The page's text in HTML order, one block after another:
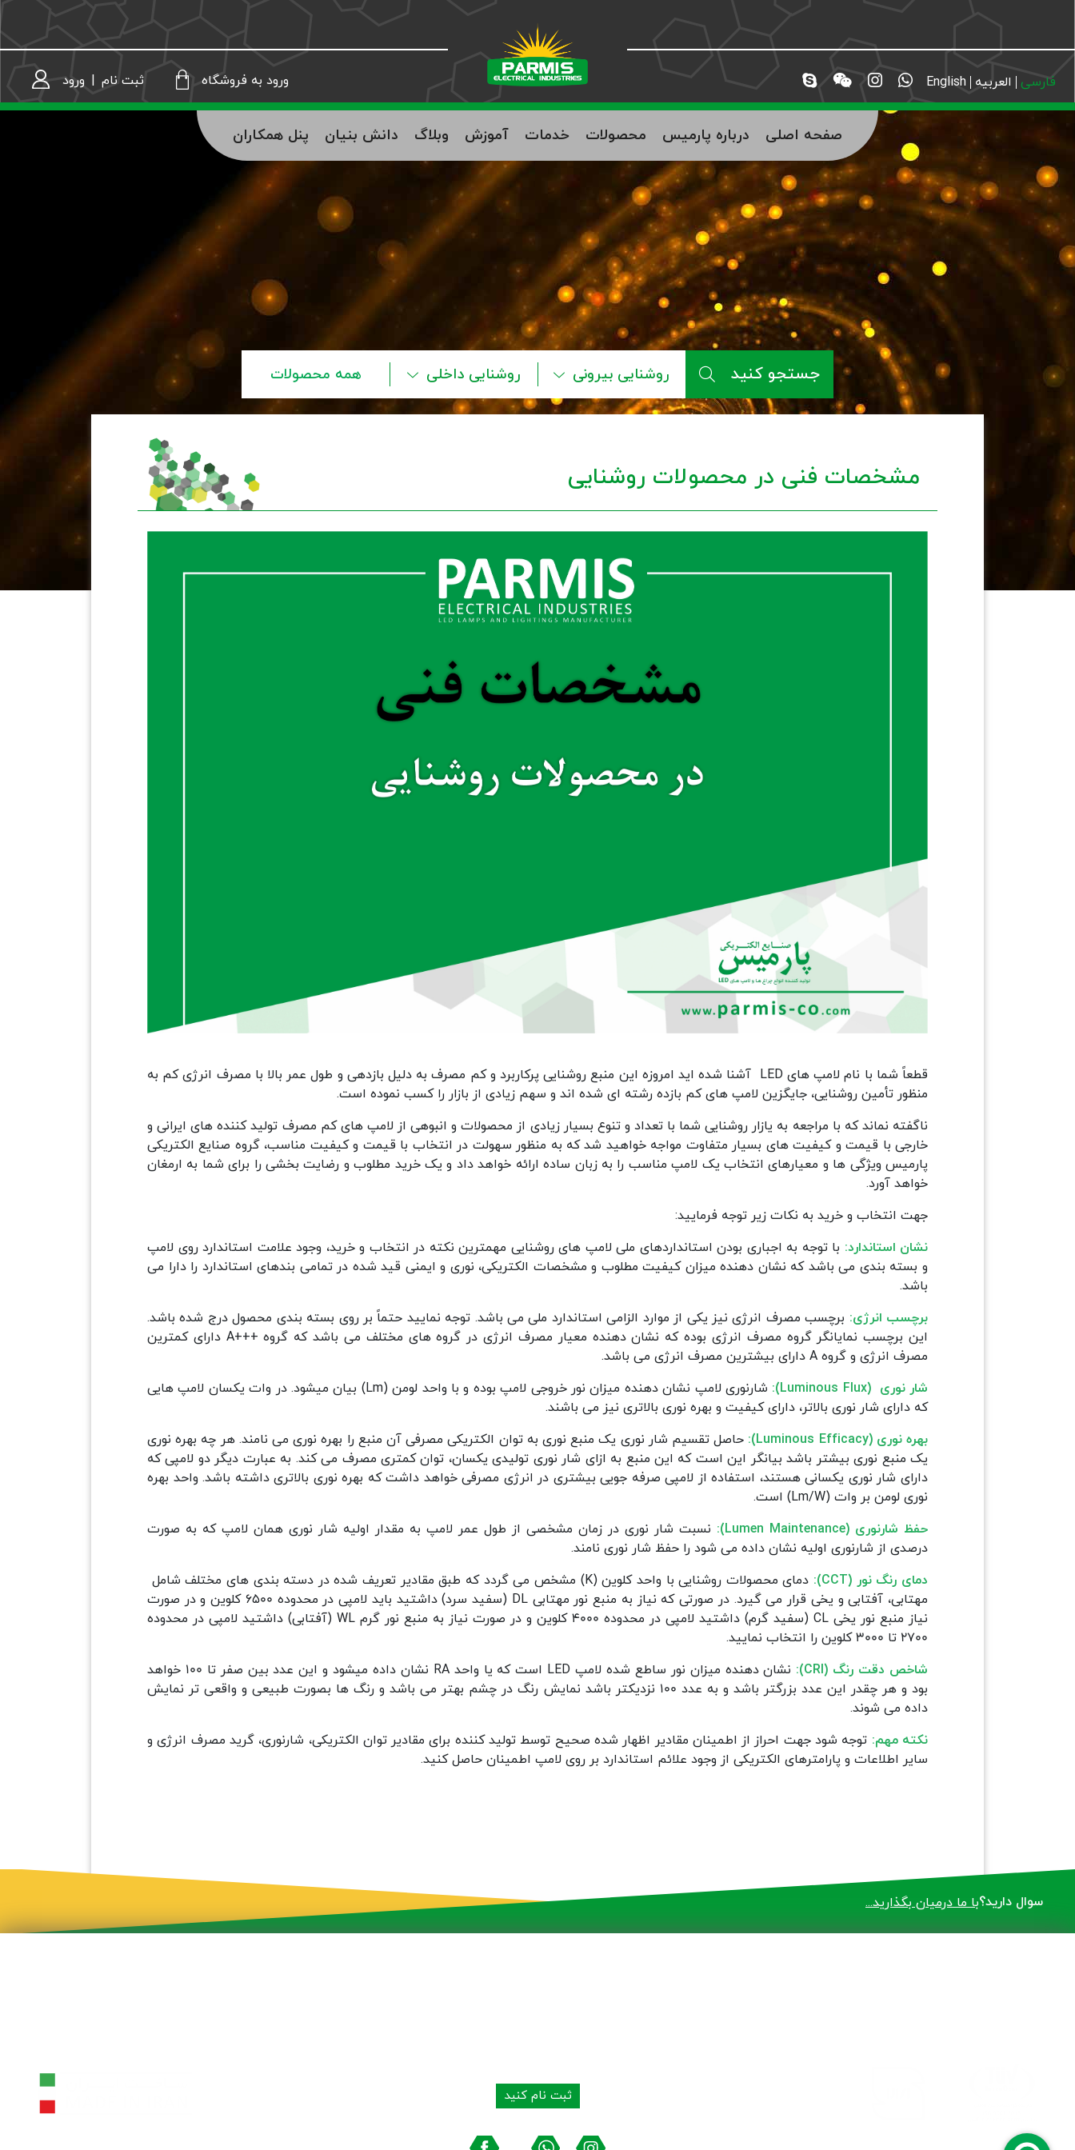
فارسی العربیه English ورود به فروشگاه ثبت نام ورود
صفحه اصلی درباره پارمیس محصولات خدمات آموزش وبلاگ دانش بنیان پنل همکاران
جستجو کنید روشنایی بیرونی روشنایی داخلی همه محصولات
مشخصات فنی در محصولات روشنایی
قطعاً شما با نام لامپ های LED آشنا شده اید امروزه این منبع روشنایی پرکاربرد و کم مصرف به دلیل بازدهی و طول عمر بالا با مصرف انرژی کم به
منظور تأمین روشنایی، جایگزین لامپ های کم بازده رشته ای شده اند و سهم زیادی از بازار را کسب نموده است.
ناگفته نماند که با مراجعه به یازار روشنایی شما با تعداد و تنوع بسیار زیادی از محصولات و انبوهی از لامپ های کم مصرف تولید کننده های ایرانی و
خارجی با قیمت و کیفیت های بسیار متفاوت مواجه خواهید شد که به منظور سهولت در انتخاب با قیمت و کیفیت مناسب، گروه صنایع الکتریکی
پارمیس ویژگی ها و معیارهای انتخاب یک لامپ مناسب را به زبان ساده ارائه خواهد داد و یک خرید مطلوب و رضایت بخشی را برای شما به ارمغان
خواهد آورد.
جهت انتخاب و خرید به نکات زیر توجه فرمایید:
نشان استاندارد: با توجه به اجباری بودن استانداردهای ملی لامپ های روشنایی مهمترین نکته در انتخاب و خرید، وجود علامت استاندارد روی لامپ
و بسته بندی می باشد که نشان دهنده میزان کیفیت مطلوب و مشخصات الکتریکی، نوری و ایمنی قید شده در تمامی بندهای استاندارد را دارا می
باشد.
برچسب انرژی: برچسب مصرف انرژی نیز یکی از موارد الزامی استاندارد ملی می باشد. توجه نمایید حتماً بر روی بسته بندی محصول درج شده باشد.
این برچسب نمایانگر گروه مصرف انرژی بوده که نشان دهنده معیار مصرف انرژی در گروه های مختلف می باشد که گروه +++A دارای کمترین
مصرف انرژی و گروه A دارای بیشترین مصرف انرژی می باشد.
شار نوری (Luminous Flux):
شارنوری لامپ نشان دهنده میزان نور خروجی لامپ بوده و با واحد لومن (Lm) بیان میشود. در وات یکسان لامپ هایی
که دارای شار نوری بالاتر، دارای کیفیت و بهره نوری بالاتری نیز می باشند.
بهره نوری (Luminous Efficacy):
حاصل تقسیم شار نوری یک منبع نوری به توان الکتریکی مصرفی آن منبع را بهره نوری می نامند. هر چه بهره نوری
یک منبع نوری بیشتر باشد بیانگر این است که این منبع به ازای شار نوری تولیدی یکسان، توان کمتری مصرف می کند. به عبارت دیگر دو لامپی که
دارای شار نوری یکسانی هستند، استفاده از لامپی صرفه جویی بیشتری در انرژی مصرفی خواهد داشت که بهره نوری بالاتری داشته باشد. واحد بهره
نوری لومن بر وات (Lm/W) است.
حفظ شارنوری (Lumen Maintenance):
نسبت شار نوری در زمان مشخصی از طول عمر لامپ به مقدار اولیه شار نوری همان لامپ که به صورت
درصدی از شارنوری اولیه نشان داده می شود را حفظ شار نوری نامند.
دمای رنگ نور (CCT):
دمای محصولات روشنایی با واحد کلوین (K) مشخص می گردد که طبق مقادیر تعریف شده در دسته بندی های مختلف شامل
مهتابی، آفتابی و یخی قرار می گیرد. در صورتی که نیاز به منبع نور مهتابی DL (سفید سرد) داشتید باید لامپی در محدوده 6500 کلوین و در صورت
نیاز منبع نور یخی CL (سفید گرم) داشتید لامپی در محدوده 4000 کلوین و در صورت نیاز به منبع نور گرم WL (آفتابی) داشتید لامپی در محدوده
2700 تا 3000 کلوین را انتخاب نمایید.
شاخص دقت رنگ (CRI):
نشان دهنده میزان نور ساطع شده لامپ LED است که یا واحد RA نشان داده میشود و این عدد بین صفر تا 100 خواهد
بود و هر چقدر این عدد بزرگتر باشد و به عدد 100 نزدیکتر باشد نمایش رنگ در چشم بهتر می باشد و رنگ ها بصورت طبیعی و واقعی تر نمایش
داده می شوند.
نکته مهم: توجه شود جهت احراز از اطمینان مقادیر اظهار شده صحیح توسط تولید کننده برای مقادیر توان الکتریکی، شارنوری، گرید مصرف انرژی و
سایر اطلاعات و پارامترهای الکتریکی از وجود علائم استاندارد بر روی لامپ اطمینان حاصل کنید.
سوال دارید؟با ما درمیان بگذارید...
ثبت نام کنید